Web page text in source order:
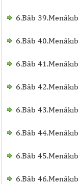
6.Bâb 39.Menâkıb
6.Bâb 40.Menâkıb
6.Bâb 41.Menâkıb
6.Bâb 42.Menâkıb
6.Bâb 43.Menâkıb
6.Bâb 44.Menâkıb
6.Bâb 45.Menâkıb
6.Bâb 46.Menâkıb